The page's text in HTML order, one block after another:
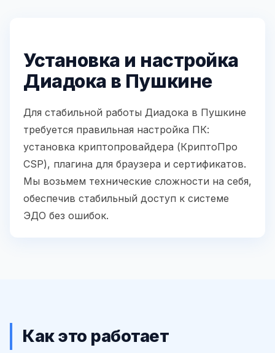
Установка и настройка
Диадока в Пушкине
Для стабильной работы Диадока в Пушкине
требуется правильная настройка ПК:
установка криптопровайдера (КриптоПро
CSP), плагина для браузера и сертификатов.
Мы возьмем технические сложности на себя,
обеспечив стабильный доступ к системе
ЭДО без ошибок.
Как это работает